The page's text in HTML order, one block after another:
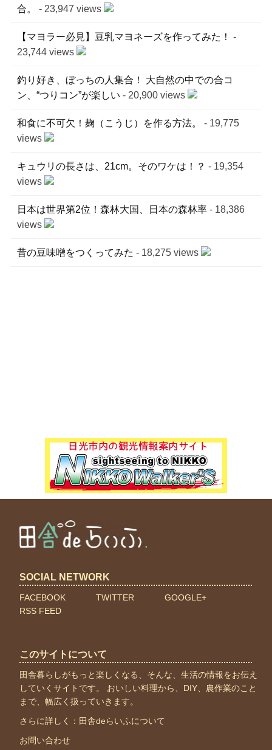
合。
- 23,947 views
【マヨラー必見】豆乳マヨネーズを作ってみた！
-
23,744 views
釣り好き、ぼっちの人集合！ 大自然の中での合コ
ン、“つりコン”が楽しい - 20,900 views
和食に不可欠！麹（こうじ）を作る方法。
- 19,775
views
キュウリの長さは、21cm。そのワケは！？ - 19,354
views
日本は世界第2位！森林大国、日本の森林率- 18,386
views
昔の豆味噌をつくってみた - 18,275 views
SOCIAL NETWORK
FACEBOOK TWITTER
GOOGLE+
RSS FEED
このサイトについて
田舎暮らしがもっと楽しくなる、そんな、生活の情報をお伝え
していくサイトです。 おいしい料理から、DIY、農作業のこと
まで、幅広く扱っていきます。
さらに詳しく： 田舎deらいふについて
お問い合わせ